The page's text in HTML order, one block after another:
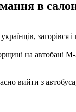
в
загорівся
на автобані М-
вийти з